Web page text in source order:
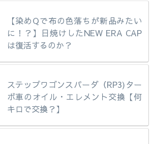
【染めQで布の色落ちが新品みたい
に！？】日焼けしたNEW ERA CAP
は復活するのか？
ステップワゴンスパーダ（RP3)ター
ボ車のオイル・エレメント交換【何
キロで交換？】